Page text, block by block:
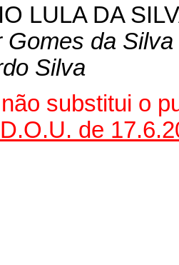
LULA DA
Gomes da Silva
Silva
substitui o
de